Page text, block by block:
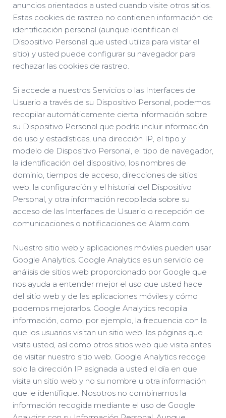
anuncios orientados a usted cuando visite otros sitios.
Estas cookies de rastreo no contienen información de
identificación personal (aunque identifican el
Dispositivo Personal que usted utiliza para visitar el
sitio) y usted puede configurar su navegador para
rechazar las cookies de rastreo.
Si accede a nuestros Servicios o las Interfaces de
Usuario a través de su Dispositivo Personal, podemos
recopilar automáticamente cierta información sobre
su Dispositivo Personal que podría incluir información
de uso y estadísticas, una dirección IP, el tipo y
modelo de Dispositivo Personal, el tipo de navegador,
la identificación del dispositivo, los nombres de
dominio, tiempos de acceso, direcciones de sitios
web, la configuración y el historial del Dispositivo
Personal, y otra información recopilada sobre su
acceso de las Interfaces de Usuario o recepción de
comunicaciones o notificaciones de Alarm.com.
Nuestro sitio web y aplicaciones móviles pueden usar
Google Analytics. Google Analytics es un servicio de
análisis de sitios web proporcionado por Google que
nos ayuda a entender mejor el uso que usted hace
del sitio web y de las aplicaciones móviles y cómo
podemos mejorarlos. Google Analytics recopila
información, como, por ejemplo, la frecuencia con la
que los usuarios visitan un sitio web, las páginas que
visita usted, así como otros sitios web que visita antes
de visitar nuestro sitio web. Google Analytics recoge
solo la dirección IP asignada a usted el día en que
visita un sitio web y no su nombre u otra información
que le identifique. Nosotros no combinamos la
información recogida mediante el uso de Google